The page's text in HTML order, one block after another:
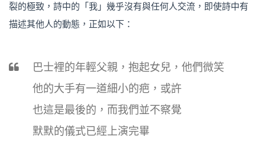
裂的極致，詩中的「我」幾乎沒有與任何人交流，即使詩中有
描述其他人的動態，正如以下：
巴士裡的年輕父親，抱起女兒，他們微笑
他的大手有一道細小的疤，或許
也這是最後的，而我們並不察覺
默默的儀式已經上演完畢